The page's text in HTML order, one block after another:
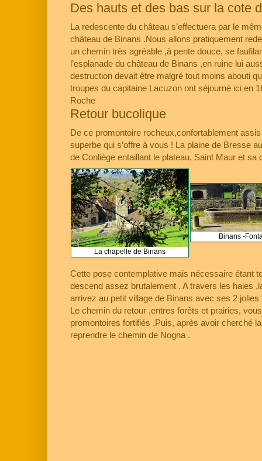
Des hauts et des bas sur la cote
La redescente du château s’effectuera par le
château de Binans .Nous allons pratiquement
un chemin très agréable ,à pente douce, se
l’esplanade du château de Binans ,en ruine lui
destruction devait être malgré tout moins abouti
troupes du capitaine Lacuzon ont séjourné ici en
Roche
Retour bucolique
De ce promontoire rocheux,confortablement
superbe qui s’offre à vous ! La plaine de Bresse
de Conliège entaillant le plateau, Saint Maur et
La chapelle de Binans
Binans -
Cette pose contemplative mais nécessaire étant
descend assez brutalement . A travers les haies
arrivez au petit village de Binans avec ses 2
Le chemin du retour ,entres forêts et prairies,
promontoires fortifiés .Puis, après avoir cherché
reprendre le chemin de Nogna .